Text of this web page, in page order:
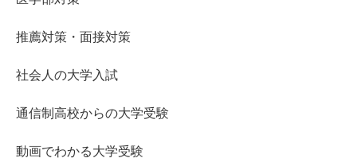
推薦対策・面接対策
社会人の大学入試
通信制高校からの大学受験
動画でわかる大学受験